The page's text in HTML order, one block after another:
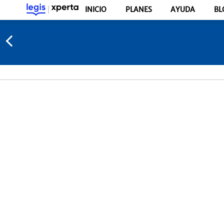
INICIO PLANES AYUDA